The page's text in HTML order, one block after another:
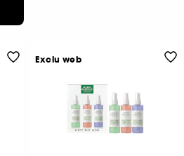
Exclu web